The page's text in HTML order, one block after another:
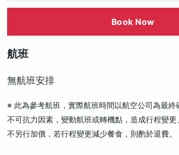
Book Now
航班
無航班安排
※ 此為參考航班，實際航班時間以航空公司為最終
不可抗力因素，變動航班或轉機點，造成行程變
不另行加價，若行程變更減少餐食，則酌於退費。